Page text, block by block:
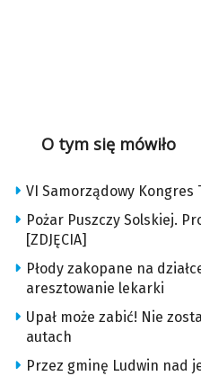
O tym się mówiło
VI Samorządowy Kongres
Pożar Puszczy Solskiej.
[ZDJĘCIA]
Płody zakopane na
aresztowanie lekarki
Upał może zabić! Nie
autach
Przez gminę Ludwin nad